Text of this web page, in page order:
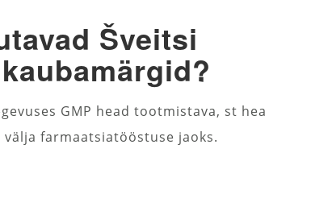
Šveitsi
GMP head tootmistava, st hea
farmaatsiatööstuse jaoks.